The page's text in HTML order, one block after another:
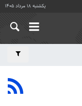
یکشنبه ۱۸ مرداد ۱۴۰۵